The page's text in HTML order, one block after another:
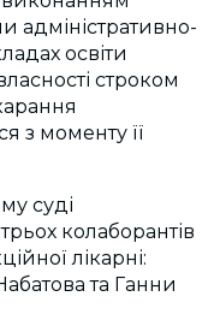
адміністративно-
освіти
строком
з моменту її
суді
колаборантів
лікарні:
та Ганни